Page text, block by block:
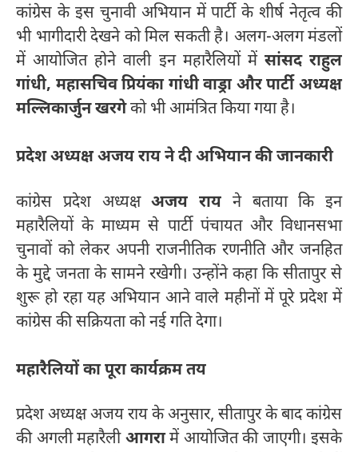
कांग्रेस के इस चुनावी अभियान में पार्टी के शीर्ष नेतृत्व की
भी भागीदारी देखने को मिल सकती है। अलग-अलग मंडलों
में आयोजित होने वाली इन महारैलियों में सांसद राहुल
गांधी, महासचिव प्रियंका गांधी वाड्रा और पार्टी अध्यक्ष
मल्लिकार्जुन खरगेको भी आमंत्रित किया गया है।
प्रदेश अध्यक्ष अजय राय ने दी अभियान की जानकारी
कांग्रेस प्रदेश अध्यक्षअजय राय ने बताया कि इन
महारैलियों के माध्यम से पार्टी पंचायत और विधानसभा
चुनावों को लेकर अपनी राजनीतिक रणनीति और जनहित
के मुद्दे जनता के सामने रखेगी। उन्होंने कहा कि सीतापुर से
शुरू हो रहा यह अभियान आने वाले महीनों में पूरे प्रदेश में
कांग्रेस की सक्रियता को नई गति देगा।
महारैलियों का पूरा कार्यक्रम तय
प्रदेश अध्यक्ष अजय राय के अनुसार, सीतापुर के बाद कांग्रेस
की अगली महारैलीआगरामें आयोजित की जाएगी। इसके